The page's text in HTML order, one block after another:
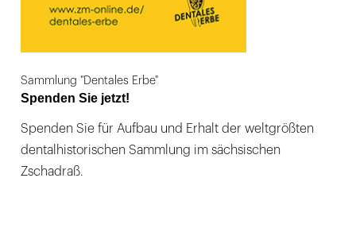
Sammlung "Dentales Erbe"
Spenden Sie jetzt!
Spenden Sie für Aufbau und Erhalt der weltgrößten
dentalhistorischen Sammlung im sächsischen
Zschadraß.